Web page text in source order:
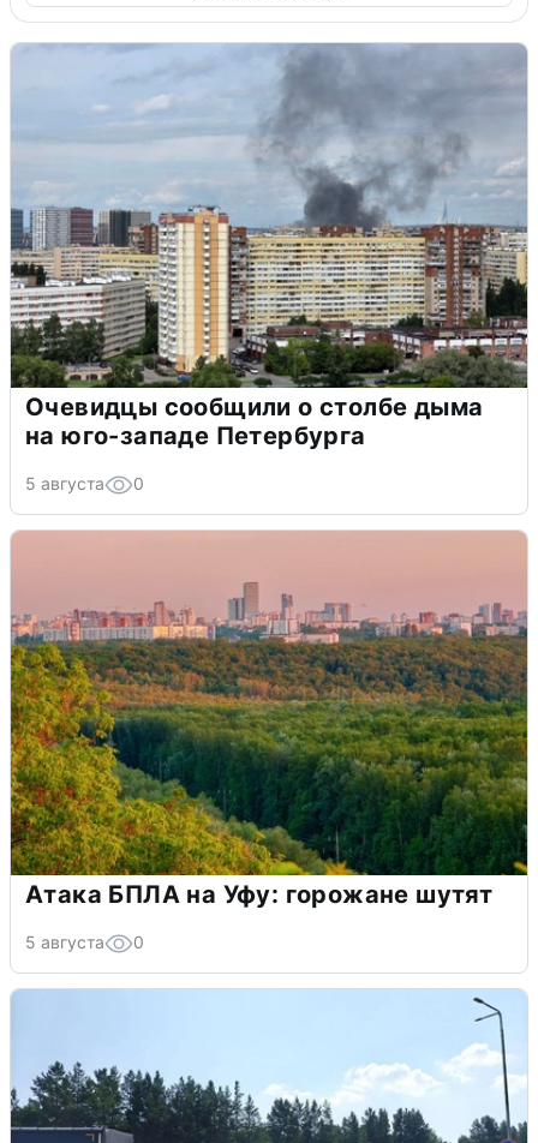
Очевидцы сообщили о столбе дыма
на юго-западе Петербурга
5 августа 0
Атака БПЛА на Уфу: горожане шутят
5 августа 0